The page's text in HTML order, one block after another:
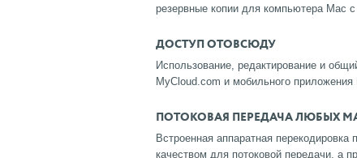
резервные копии для компьютера Mac
ДОСТУП ОТОВСЮДУ
Использование, редактирование и
MyCloud.com и мобильного
ПОТОКОВАЯ ПЕРЕДАЧА ЛЮБЫХ
Встроенная аппаратная
качеством для потоковой передачи, а